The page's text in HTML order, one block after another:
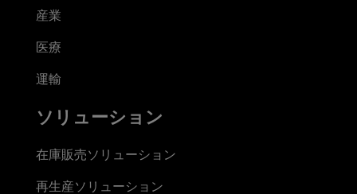
産業
医療
運輸
ソリューション
在庫販売ソリューション
再生産ソリューション